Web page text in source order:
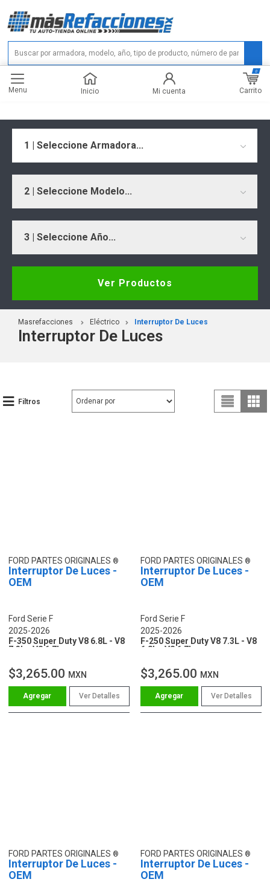
Menu Inicio Mi cuenta Carrito
0
1 | Seleccione Armadora...
2 | Seleccione Modelo...
3 | Seleccione Año...
Ver Productos
Masrefacciones Eléctrico Interruptor De Luces
Interruptor De Luces
Filtros
FORD PARTES ORIGINALES
Interruptor De Luces -
OEM
Ford Serie F
2025-2026
F-350 Super Duty V8 6.8L - V8
7.3L - V8 6.7L
$3,265.00 MXN
Ver Detalles
FORD PARTES ORIGINALES
Interruptor De Luces -
OEM
Ford Serie F
2025-2026
F-250 Super Duty V8 7.3L - V8
6.8L - V8 6.7L
$3,265.00 MXN
Ver Detalles
FORD PARTES ORIGINALES
Interruptor De Luces -
OEM
FORD PARTES ORIGINALES
Interruptor De Luces -
OEM